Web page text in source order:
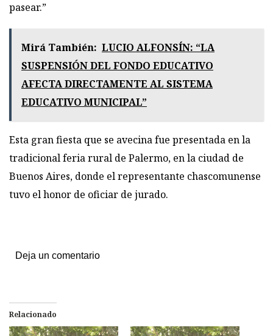
pasear.”
Mirá También: LUCIO ALFONSÍN: “LA
SUSPENSIÓN DEL FONDO EDUCATIVO
AFECTA DIRECTAMENTE AL SISTEMA
EDUCATIVO MUNICIPAL”
Esta gran fiesta que se avecina fue presentada en la
tradicional feria rural de Palermo, en la ciudad de
Buenos Aires, donde el representante chascomunense
tuvo el honor de oficiar de jurado.
Deja un comentario
Relacionado